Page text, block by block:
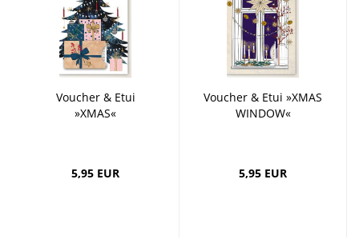
Voucher & Etui
»XMAS«
5,95 EUR
Voucher & Etui »XMAS
WINDOW«
5,95 EUR